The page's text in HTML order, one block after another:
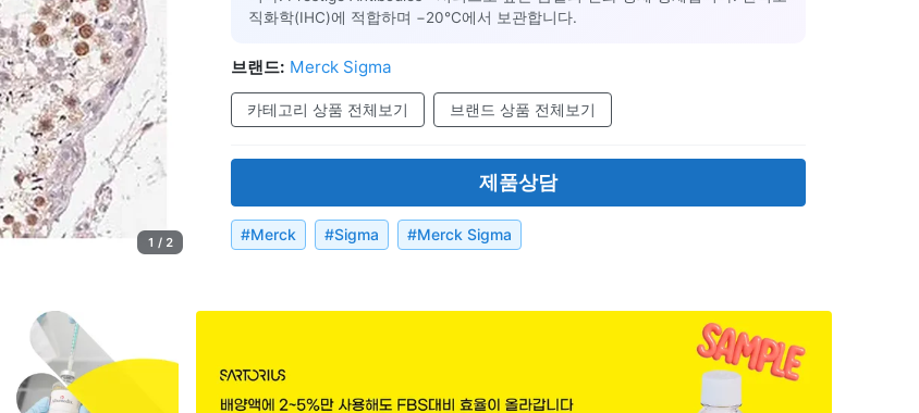
1 / 2
직화학(IHC)에 적합하며 −20°C에서 보관합니다.
브랜드: Merck Sigma
카테고리 상품 전체보기 브랜드 상품 전체보기
제품상담
#Merck #Sigma #Merck Sigma